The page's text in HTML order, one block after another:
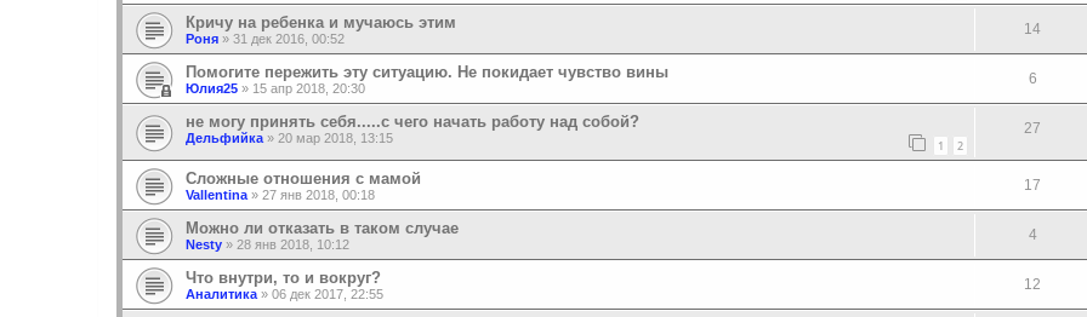
Кричу на ребенка и мучаюсь этим
Роня » 31 дек 2016, 00:52
14
Помогите пережить эту ситуацию. Не покидает чувство вины
Юлия25 » 15 апр 2018, 20:30
6
не могу принять себя.....с чего начать работу над собой?
Дельфийка» 20 мар 2018, 13:15 1 2
27
Сложные отношения с мамой
Vallentina » 27 янв 2018, 00:18
17
Можно ли отказать в таком случае
Nesty » 28 янв 2018, 10:12
4
Что внутри, то и вокруг?
Аналитика » 06 дек 2017, 22:55
12